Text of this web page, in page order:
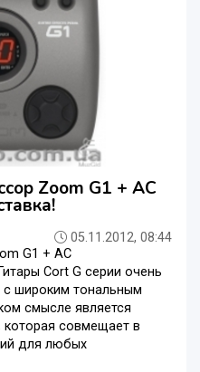
Zoom G1 + AC
05.11.2012, 08:44
G1 + AC
Cort G серии очень
с широким тональным
смысле является
которая совмещает в
для любых